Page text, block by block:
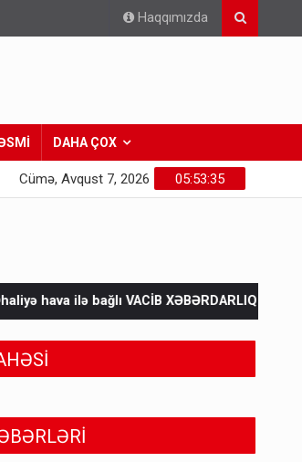
Haqqımızda
DAHA ÇOX
05:53:36
Cümə, Avqust 7, 2026
XƏBƏRDARLIQ - Saat 11:00-dan…